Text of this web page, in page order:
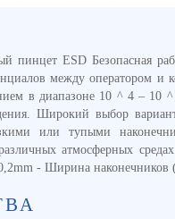
пинцет ESD Безопасная
между оператором
в диапазоне 10 ^ 4 – 10
Широкий выбор
или тупыми
атмосферных
- Ширина наконечников